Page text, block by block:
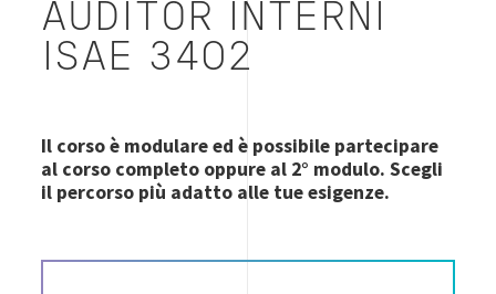
AUDITOR INTERNI
ISAE 3402
Il corso è modulare ed è possibile partecipare
al corso completo oppure al 2° modulo. Scegli
il percorso più adatto alle tue esigenze.